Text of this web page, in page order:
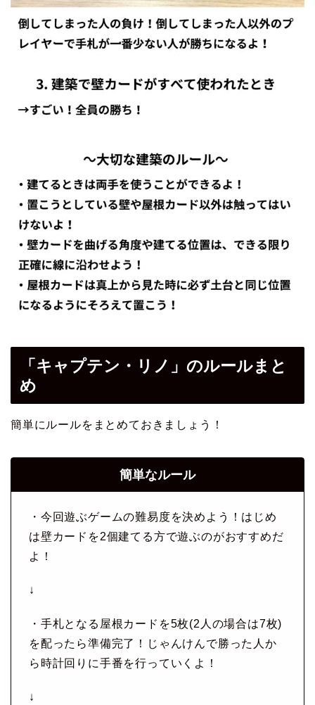
「キャプテン・リノ」のルールまと
め
簡単にルールをまとめておきましょう！
簡単なルール
・今回遊ぶゲームの難易度を決めよう！はじめ
は壁カードを2個建てる方で遊ぶのがおすすめだ
よ！
↓
・手札となる屋根カードを5枚(2人の場合は7枚)
を配ったら準備完了！じゃんけんで勝った人か
ら時計回りに手番を行っていくよ！
↓